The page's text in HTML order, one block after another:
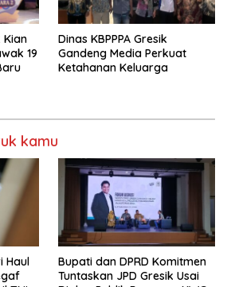
Kian
19
Dinas KBPPPA Gresik
Gandeng Media Perkuat
Ketahanan Keluarga
kamu
Haul
Bupati dan DPRD Komitmen
Tuntaskan JPD Gresik Usai